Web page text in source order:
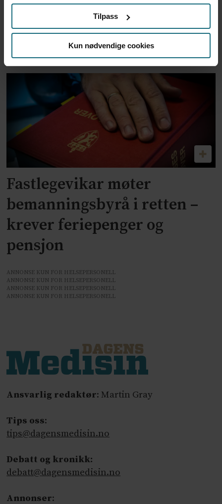
Tilpass
Kun nødvendige cookies
Fastlegevikar tapte mot
Dedicare i retten. Dømt til å
betale 700.000 kroner
Fastlegevikar møter
bemanningsbyrå i retten –
krever feriepenger og
pensjon
ANNONSE KUN FOR HELSEPERSONELL
ANNONSE KUN FOR HELSEPERSONELL
ANNONSE KUN FOR HELSEPERSONELL
ANNONSE KUN FOR HELSEPERSONELL
Ansvarlig redaktør: Martin Gray
Tips oss:
tips@dagensmedisin.no
Debatt og kronikk:
debatt@dagensmedisin.no
Annonser: